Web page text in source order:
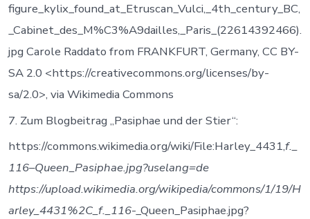
figure_kylix_found_at_Etruscan_Vulci,_4th_century_BC,
_Cabinet_des_M%C3%A9dailles,_Paris_(22614392466).
jpg Carole Raddato from FRANKFURT, Germany, CC BY-
SA 2.0 <https://creativecommons.org/licenses/by-
sa/2.0>, via Wikimedia Commons
7. Zum Blogbeitrag „Pasiphae und der Stier“:
https://commons.wikimedia.org/wiki/File:Harley_4431,f._
116–Queen_Pasiphae.jpg?uselang=de
https://upload.wikimedia.org/wikipedia/commons/1/19/H
arley_4431%2C_f._116-_Queen_Pasiphae.jpg?